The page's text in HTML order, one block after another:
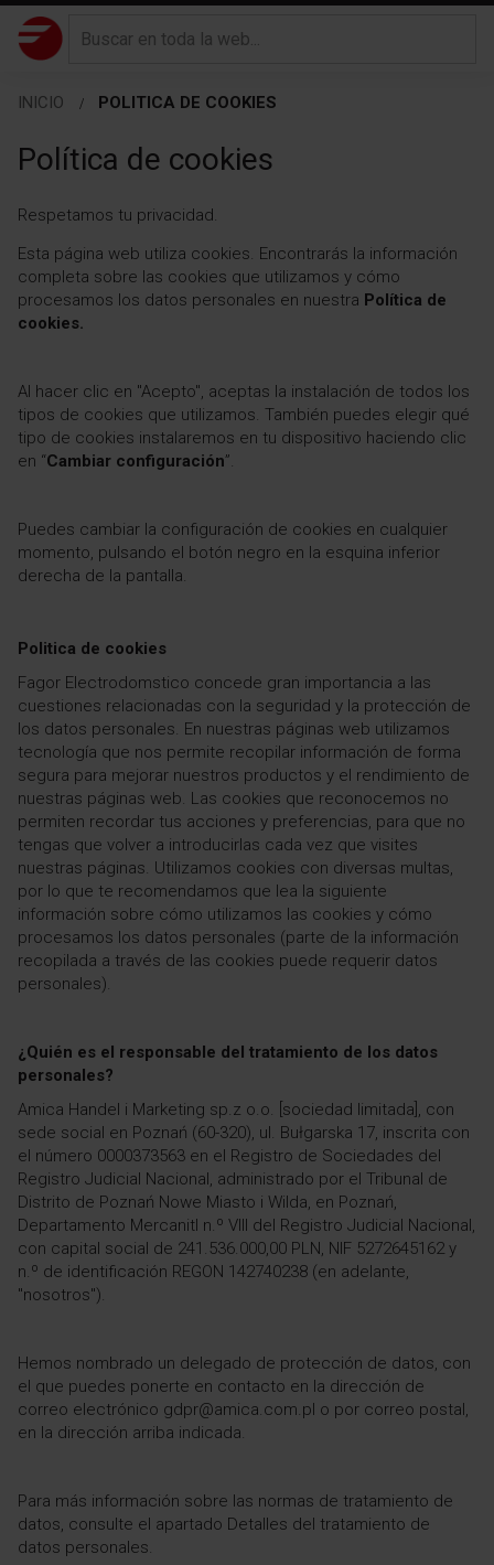
INICIO POLITICA DE COOKIES
Política de cookies
Respetamos tu privacidad.
Esta página web utiliza cookies. Encontrarás la información
completa sobre las cookies que utilizamos y cómo
procesamos los datos personales en nuestra Política de
cookies.
Al hacer clic en "Acepto", aceptas la instalación de todos los
tipos de cookies que utilizamos. También puedes elegir qué
tipo de cookies instalaremos en tu dispositivo haciendo clic
en “Cambiar configuración”.
Puedes cambiar la configuración de cookies en cualquier
momento, pulsando el botón negro en la esquina inferior
derecha de la pantalla.
Politica de cookies
Fagor Electrodomstico concede gran importancia a las
cuestiones relacionadas con la seguridad y la protección de
los datos personales. En nuestras páginas web utilizamos
tecnología que nos permite recopilar información de forma
segura para mejorar nuestros productos y el rendimiento de
nuestras páginas web. Las cookies que reconocemos no
permiten recordar tus acciones y preferencias, para que no
tengas que volver a introducirlas cada vez que visites
nuestras páginas. Utilizamos cookies con diversas multas,
por lo que te recomendamos que lea la siguiente
información sobre cómo utilizamos las cookies y cómo
procesamos los datos personales (parte de la información
recopilada a través de las cookies puede requerir datos
personales).
¿Quién es el responsable del tratamiento de los datos
personales?
Amica Handel i Marketing sp.z o.o. [sociedad limitada], con
sede social en Poznań (60-320), ul. Bułgarska 17, inscrita con
el número 0000373563 en el Registro de Sociedades del
Registro Judicial Nacional, administrado por el Tribunal de
Distrito de Poznań Nowe Miasto i Wilda, en Poznań,
Departamento Mercanitl n.º VIII del Registro Judicial Nacional,
con capital social de 241.536.000,00 PLN, NIF 5272645162 y
n.º de identificación REGON 142740238 (en adelante,
"nosotros").
Hemos nombrado un delegado de protección de datos, con
el que puedes ponerte en contacto en la dirección de
correo electrónico gdpr@amica.com.pl o por correo postal,
en la dirección arriba indicada.
Para más información sobre las normas de tratamiento de
datos, consulte el apartado Detalles del tratamiento de
datos personales.